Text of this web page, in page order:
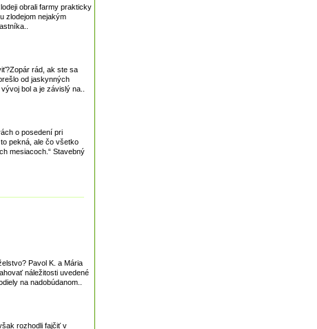
obrali farmy prakticky
zlodejom nejakým
rád, ak ste sa
od jaskynných
bol a je závislý na..
o posedení pri
pekná, ale čo všetko
mesiacoch.“ Stavebný
Pavol K. a Mária
náležitosti uvedené
na nadobúdanom..
rozhodli fajčiť v